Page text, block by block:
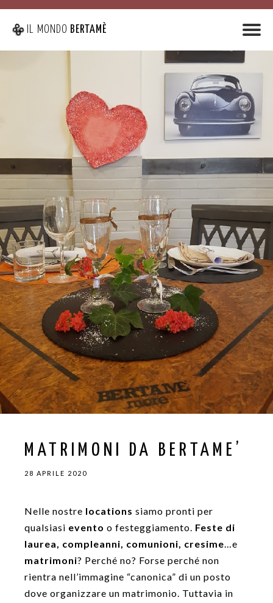
IL MONDO BERTAMÈ
MATRIMONI DA BERTAME’
28 APRILE 2020
Nelle nostre locations siamo pronti per
qualsiasi evento o festeggiamento. Feste di
laurea, compleanni, comunioni, cresime…e
matrimoni? Perché no? Forse perché non
rientra nell’immagine “canonica” di un posto
dove organizzare un matrimonio. Tuttavia in